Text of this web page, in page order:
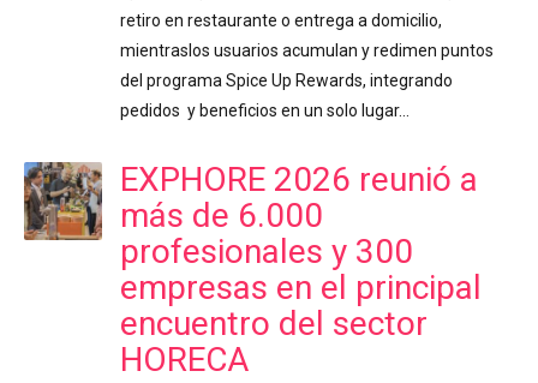
retiro en restaurante o entrega a domicilio,
mientraslos usuarios acumulan y redimen puntos
del programa Spice Up Rewards, integrando
pedidos y beneficios en un solo lugar…
EXPHORE 2026 reunió a
más de 6.000
profesionales y 300
empresas en el principal
encuentro del sector
HORECA